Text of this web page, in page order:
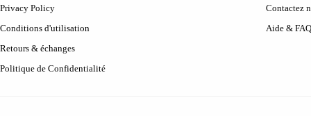
Privacy Policy
Conditions d'utilisation
Retours & échanges
Politique de Confidentialité
Contactez
Aide & FAQ